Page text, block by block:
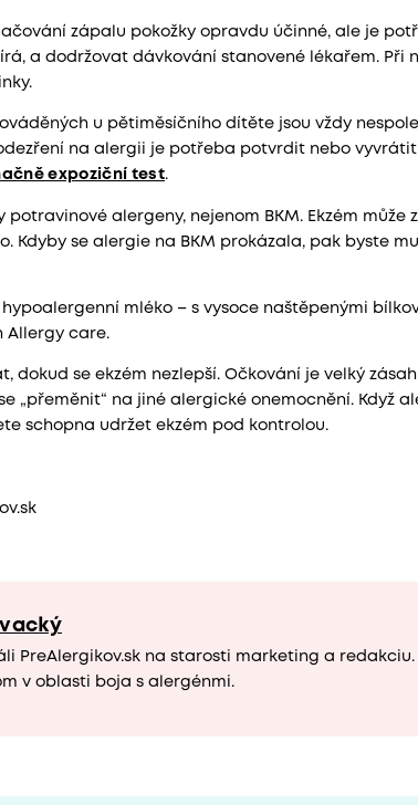
zápalu pokožky opravdu účinné, ale je
a dodržovat dávkování stanovené lékařem. Při
u pětiměsíčního dítěte jsou vždy
na alergii je potřeba potvrdit nebo
expoziční test.
alergeny, nejenom BKM. Ekzém
Kdyby se alergie na BKM prokázala, pak byste
mléko – s vysoce naštěpenými
Allergy care.
dokud se ekzém nezlepší. Očkování je velký
„přeměnit“ na jiné alergické onemocnění. Když
schopna udržet ekzém pod kontrolou.
PreAlergikov.sk na starosti marketing a
v oblasti boja s alergénmi.